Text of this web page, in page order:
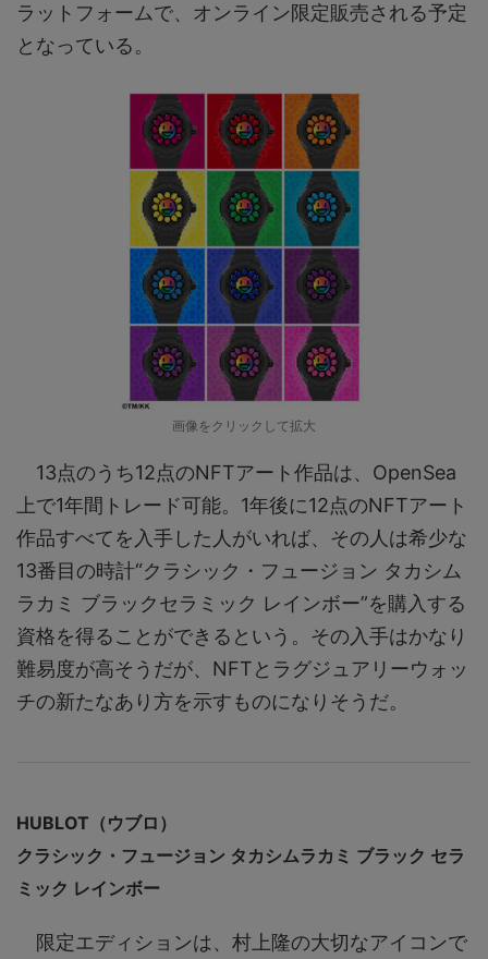
ラットフォームで、オンライン限定販売される予定
となっている。
画像をクリックして拡大
13点のうち12点のNFTアート作品は、OpenSea
上で1年間トレード可能。1年後に12点のNFTアート
作品すべてを入手した人がいれば、その人は希少な
13番目の時計“クラシック・フュージョン タカシム
ラカミ ブラックセラミック レインボー”を購入する
資格を得ることができるという。その入手はかなり
難易度が高そうだが、NFTとラグジュアリーウォッ
チの新たなあり方を示すものになりそうだ。
HUBLOT（ウブロ）
クラシック・フュージョン タカシムラカミ ブラック セラ
ミック レインボー
限定エディションは、村上隆の大切なアイコンで